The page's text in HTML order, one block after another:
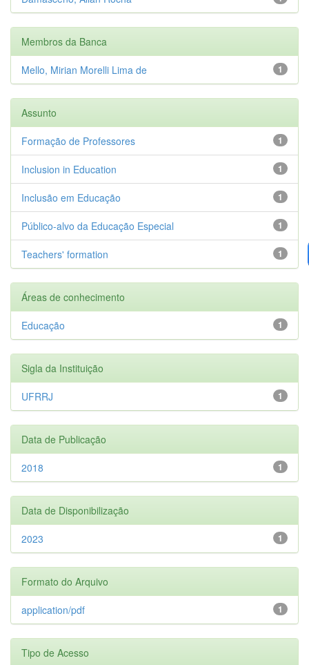
Membros da Banca
1
Mello, Mirian Morelli Lima de
Assunto
1
Formação de Professores
1
Inclusion in Education
1
Inclusão em Educação
1
Público-alvo da Educação Especial
1
Teachers' formation
Áreas de conhecimento
1
Educação
Sigla da Instituição
1
UFRRJ
Data de Publicação
1
2018
Data de Disponibilização
1
2023
Formato do Arquivo
1
application/pdf
Tipo de Acesso